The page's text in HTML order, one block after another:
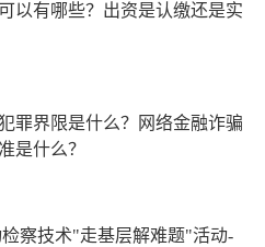
以有哪些？出资是认缴还是实
罪界限是什么？网络金融诈骗
是什么？
检察技术"走基层解难题"活动-